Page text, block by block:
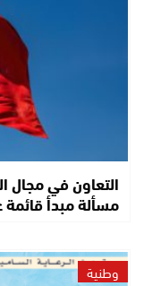
التعاون في مجال
مسألة مبدأ
وطنية